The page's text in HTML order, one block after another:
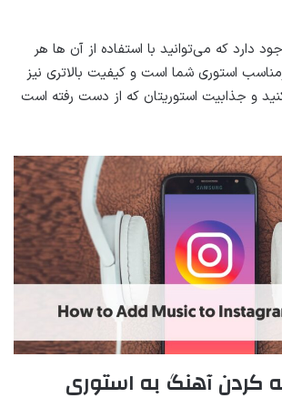
دارد که می‌توانید با استفاده از آن ها هر
استوری شما است و کیفیت بالاتری نیز
کنید و جذابیت استوریتان که از دست رفته است
کردن آهنگ به استوری